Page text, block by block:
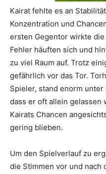
Kairat fehlte es an
Konzentration und
ersten Gegentor wirkte
Fehler häuften sich und
zu viel Raum auf. Trotz
gefährlich vor das Tor.
Spieler, stand enorm
dass er oft allein gelassen
Kairats Chancen
gering blieben.
Um den Spielverlauf zu
die Stimmen vor und nach